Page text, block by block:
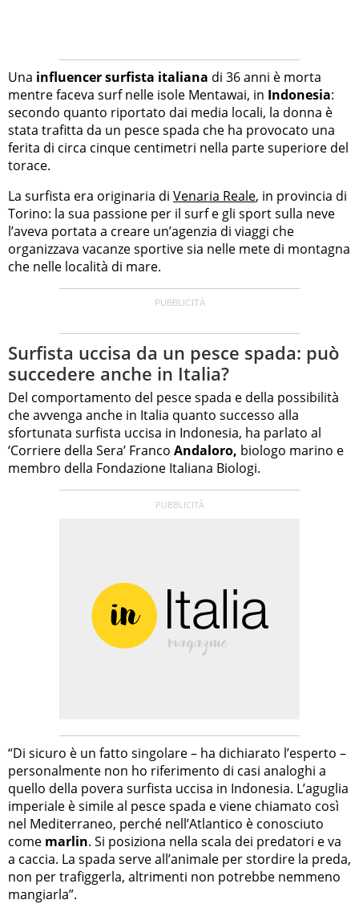
Una influencer surfista italiana di 36 anni è morta
mentre faceva surf nelle isole Mentawai, in Indonesia:
secondo quanto riportato dai media locali, la donna è
stata trafitta da un pesce spada che ha provocato una
ferita di circa cinque centimetri nella parte superiore del
torace.
La surfista era originaria di Venaria Reale, in provincia di
Torino: la sua passione per il surf e gli sport sulla neve
l’aveva portata a creare un’agenzia di viaggi che
organizzava vacanze sportive sia nelle mete di montagna
che nelle località di mare.
Surfista uccisa da un pesce spada: può
succedere anche in Italia?
Del comportamento del pesce spada e della possibilità
che avvenga anche in Italia quanto successo alla
sfortunata surfista uccisa in Indonesia, ha parlato al
‘Corriere della Sera’ Franco Andaloro, biologo marino e
membro della Fondazione Italiana Biologi.
“Di sicuro è un fatto singolare – ha dichiarato l’esperto –
personalmente non ho riferimento di casi analoghi a
quello della povera surfista uccisa in Indonesia. L’aguglia
imperiale è simile al pesce spada e viene chiamato così
nel Mediterraneo, perché nell’Atlantico è conosciuto
come marlin. Si posiziona nella scala dei predatori e va
a caccia. La spada serve all’animale per stordire la preda,
non per trafiggerla, altrimenti non potrebbe nemmeno
mangiarla”.